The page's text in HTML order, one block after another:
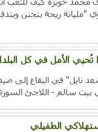
ريحة بتجنن
الأمل في كل
نايل" في البقاع إلى
بيت سالم - اللاجئ
الطفيلي